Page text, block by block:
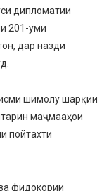
дипломатии
201-уми
дар назди
шимолу шарқии
маҷмааҳои
пойтахти
фидокории